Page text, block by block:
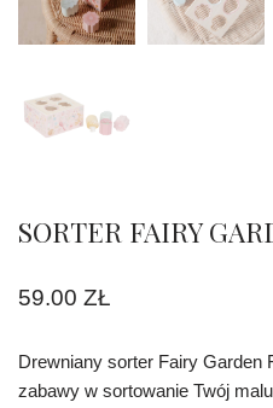
SORTER FAIRY
59.00 ZŁ
Drewniany sorter Fairy Garden
zabawy w sortowanie Twój